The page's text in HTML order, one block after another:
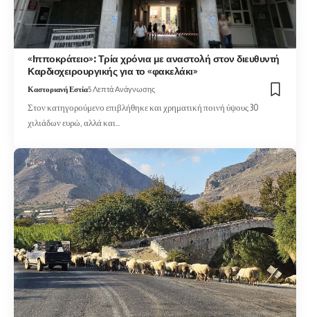
«Ιπποκράτειο»: Τρία χρόνια με αναστολή στον διευθυντή
Καρδιοχειρουργικής για το «φακελάκι»
Καστοριανή Εστία5 Λεπτά Ανάγνωσης
Στον κατηγορούμενο επιβλήθηκε και χρηματική ποινή ύψους 30
χιλιάδων ευρώ, αλλά και…